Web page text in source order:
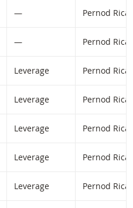
— Pernod
— Pernod
Leverage Pernod
Leverage Pernod
Leverage Pernod
Leverage Pernod
Leverage Pernod